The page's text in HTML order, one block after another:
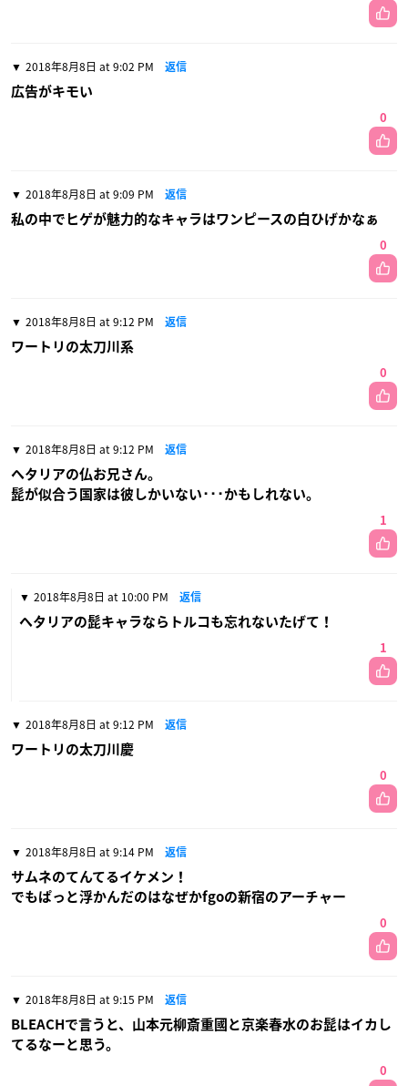
2018年8月8日 at 9:02 PM 返信
広告がキモい
0
2018年8月8日 at 9:09 PM 返信
私の中でヒゲが魅力的なキャラはワンピースの白ひげかなぁ
0
2018年8月8日 at 9:12 PM 返信
ワートリの太刀川系
0
2018年8月8日 at 9:12 PM 返信
ヘタリアの仏お兄さん。
髭が似合う国家は彼しかいない･･･かもしれない。
1
2018年8月8日 at 10:00 PM 返信
ヘタリアの髭キャラならトルコも忘れないたげて！
1
2018年8月8日 at 9:12 PM 返信
ワートリの太刀川慶
0
2018年8月8日 at 9:14 PM 返信
サムネのてんてるイケメン！
でもぱっと浮かんだのはなぜかfgoの新宿のアーチャー
0
2018年8月8日 at 9:15 PM 返信
BLEACHで言うと、山本元柳斎重國と京楽春水のお髭はイカし
てるなーと思う。
0